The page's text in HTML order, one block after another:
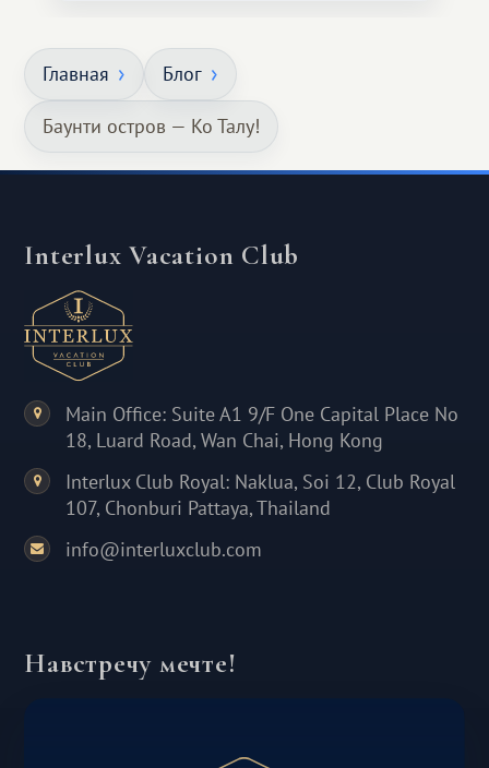
Главная Блог
Баунти остров — Ко Талу!
Interlux Vacation Club
Main Office: Suite A1 9/F One Capital Place No
18, Luard Road, Wan Chai, Hong Kong
Interlux Club Royal: Naklua, Soi 12, Club Royal
107, Chonburi Pattaya, Thailand
info@interluxclub.com
Навстречу мечте!